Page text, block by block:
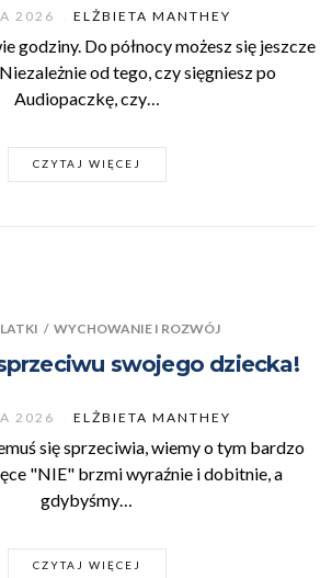
2026 ELŻBIETA MANTHEY
godziny. Do północy możesz się jeszcze
od tego, czy sięgniesz po
Audiopaczkę, czy…
CZYTAJ WIĘCEJ
/ WYCHOWANIE I ROZWÓJ
swojego dziecka!
2026 ELŻBIETA MANTHEY
się sprzeciwia, wiemy o tym bardzo
"NIE" brzmi wyraźnie i dobitnie, a
gdybyśmy…
CZYTAJ WIĘCEJ